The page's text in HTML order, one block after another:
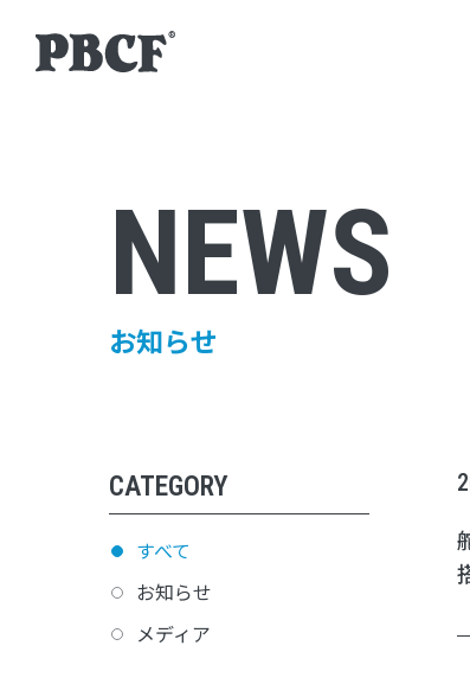
お知らせ
NEWS
CATEGORY
すべて
お知らせ
メディア